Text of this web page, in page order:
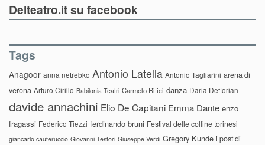
Delteatro.it su facebook
Tags
Anagoor anna netrebko Antonio Latella Antonio Tagliarini arena di
verona Arturo Cirillo Babilonia Teatri Carmelo Rifici danza Daria Deflorian
davide annachini Elio De Capitani Emma Dante enzo
fragassi Federico Tiezzi ferdinando bruni Festival delle colline torinesi
giancarlo cauteruccio Giovanni Testori Giuseppe Verdi Gregory Kunde i post di